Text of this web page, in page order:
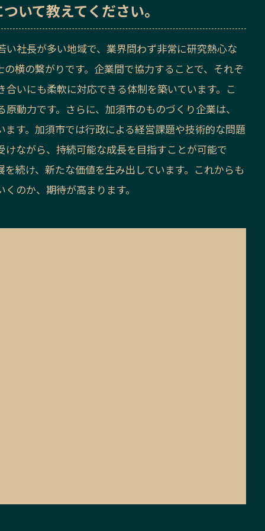
いて教えてください。
社長が多い地域で、業界問わず非常に研究熱心な
横の繋がりです。企業間で協力することで、それぞ
いにも柔軟に対応できる体制を築いています。こ
動力です。さらに、加須市のものづくり企業は、
す。加須市では行政による経営課題や技術的な問題
ながら、持続可能な成長を目指すことが可能で
続け、新たな価値を生み出しています。これからも
のか、期待が高まります。